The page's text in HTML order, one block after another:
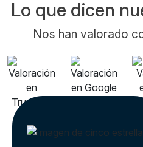
Lo que dicen
Nos han valorado